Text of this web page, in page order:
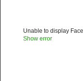
Unable to display
Show error